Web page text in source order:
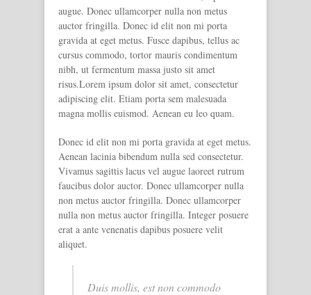
augue. Donec ullamcorper nulla non metus
auctor fringilla. Donec id elit non mi porta
gravida at eget metus. Fusce dapibus, tellus ac
cursus commodo, tortor mauris condimentum
nibh, ut fermentum massa justo sit amet
risus.Lorem ipsum dolor sit amet, consectetur
adipiscing elit. Etiam porta sem malesuada
magna mollis euismod. Aenean eu leo quam.
Donec id elit non mi porta gravida at eget metus.
Aenean lacinia bibendum nulla sed consectetur.
Vivamus sagittis lacus vel augue laoreet rutrum
faucibus dolor auctor. Donec ullamcorper nulla
non metus auctor fringilla. Donec ullamcorper
nulla non metus auctor fringilla. Integer posuere
erat a ante venenatis dapibus posuere velit
aliquet.
Duis mollis, est non commodo